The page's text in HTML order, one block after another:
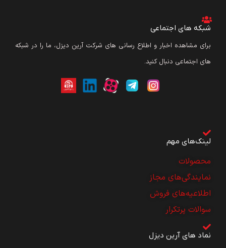
شبکه های اجتماعی
برای مشاهده اخبار و اطلاع رسانی های شرکت آرین دیزل، ما را در شبکه
های اجتماعی دنبال کنید.
لینک‌های مهم
محصولات
نمایندگی‌های مجاز
اطلاعیه‌های فروش
سوالات پرتکرار
نماد های آرین دیزل